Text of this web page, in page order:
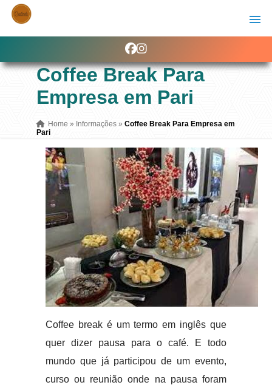
Coffee Break Para
Empresa em Pari
Home » Informações » Coffee Break Para Empresa em
Pari
Coffee break é um termo em inglês que
quer dizer pausa para o café. E todo
mundo que já participou de um evento,
curso ou reunião onde na pausa foram